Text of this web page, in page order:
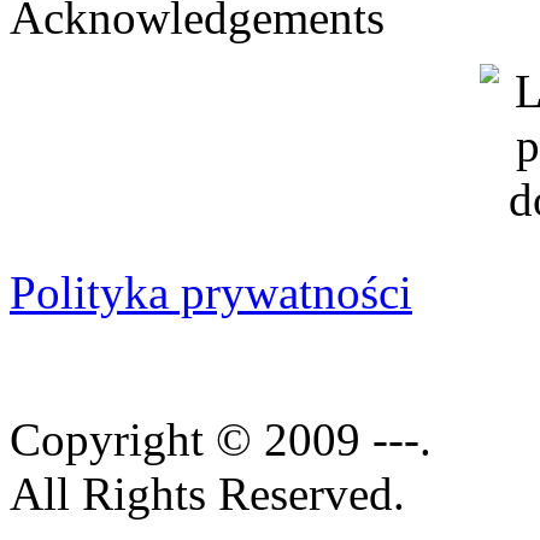
Acknowledgements
Polityka prywatności
Copyright © 2009 ---.
All Rights Reserved.